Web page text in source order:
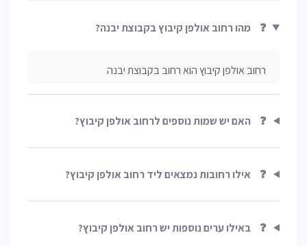
❓ מהו רחוב אולפן קיבוץ בקבוצת יבנה?
רחוב אולפן קיבוץ הוא רחוב בקבוצת יבנה
❓ האם יש שמות נוספים לרחוב אולפן קיבוץ?
❓ אילו רחובות נמצאים ליד רחוב אולפן קיבוץ?
❓ באילו ערים נוספות יש רחוב אולפן קיבוץ?